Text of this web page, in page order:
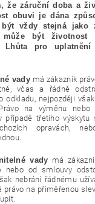
že záruční doba a
obuvi je dána
vždy stejná jako
může být životnost
Lhůta pro
vady má zákazník
včas a řádně
odkladu, nejpozději
na výměnu
případě třetího výskytu
opravách,
vady má
nebo od smlouvy
nebrání řádnému
právo na přiměřenou